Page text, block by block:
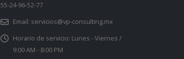
55-24-96-52-77
Email: servicios@vp-consulting.mx
Horario de servicio: Lunes - Viernes /
9:00 AM - 8:00 PM